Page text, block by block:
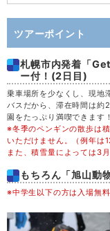
月 17
火 18
水 19
木 20
金 21
ツアーポイント
札幌市内発着「
ー付！(2日目)
乗車場所を少なくし、現地
バスだから、滞在時間は約
園をたっぷり満喫できま
※冬季のペンギンの散歩は
いただけません。（例年は
また、積雪量によっては3
もちろん「旭山動
※中学生以下の方は入場無